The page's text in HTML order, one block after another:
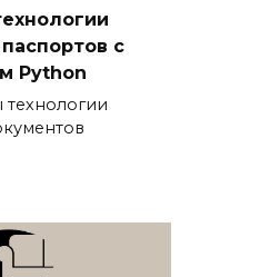
с
Python